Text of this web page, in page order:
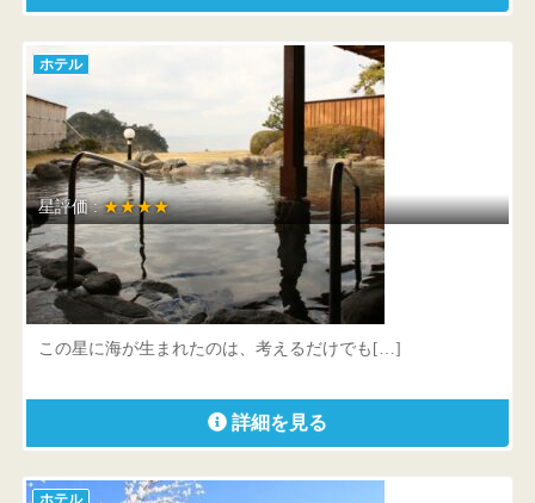
ホテル
星評価 :★★★★
堂ヶ島アクーユ三四郎
静岡県 賀茂郡西伊豆町仁科2145
この星に海が生まれたのは、考えるだけでも[…]
詳細を見る
ホテル